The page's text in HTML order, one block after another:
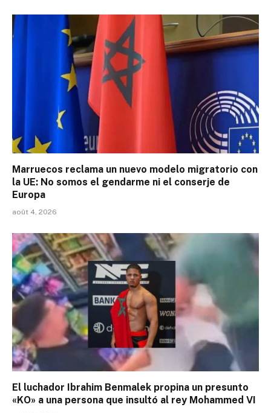
Marruecos reclama un nuevo modelo migratorio con
la UE: No somos el gendarme ni el conserje de
Europa
août 4, 2026
El luchador Ibrahim Benmalek propina un presunto
«KO» a una persona que insultó al rey Mohammed VI